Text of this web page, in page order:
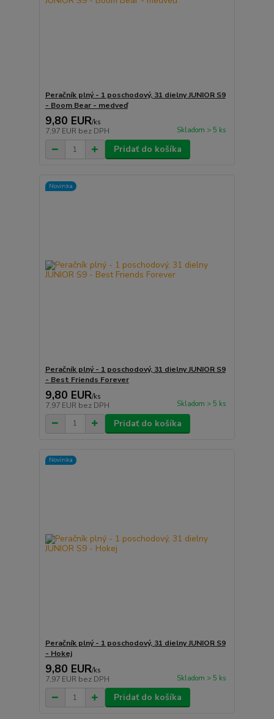
Peračník plný - 1 poschodový, 31 dielny JUNIOR S9
- Boom Bear - medveď
9,80 EUR/ks
7,97 EUR bez DPH Skladom > 5 ks
Pridať do košíka
Novinka
Peračník plný - 1 poschodový, 31 dielny JUNIOR S9
- Best Friends Forever
9,80 EUR/ks
7,97 EUR bez DPH Skladom > 5 ks
Pridať do košíka
Novinka
Peračník plný - 1 poschodový, 31 dielny JUNIOR S9
- Hokej
9,80 EUR/ks
7,97 EUR bez DPH Skladom > 5 ks
Pridať do košíka